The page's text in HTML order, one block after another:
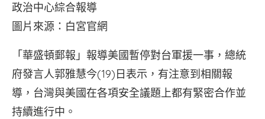
政治中心綜合報導
圖片來源：白宮官網
「華盛頓郵報」報導美國暫停對台軍援一事，總統
府發言人郭雅慧今(19)日表示，有注意到相關報
導，台灣與美國在各項安全議題上都有緊密合作並
持續進行中。